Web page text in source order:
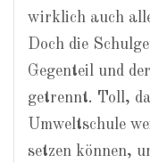
wirklich auch
Doch die
Gegenteil und
getrennt. Toll,
Umweltschule
setzen können,